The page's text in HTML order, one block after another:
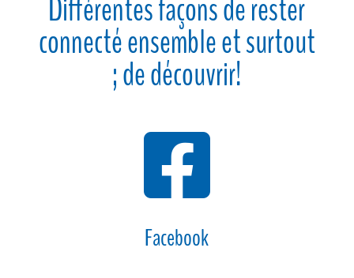
Différentes façons de rester
connecté ensemble et surtout
; de découvrir!

Facebook